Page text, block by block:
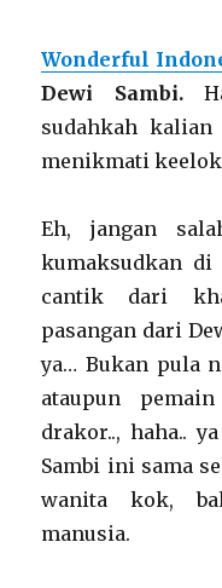
Wonderful
Dewi Sambi.
sudahkah kalian
menikmati
Eh, jangan
kumaksudkan
cantik dari
pasangan dari
ya… Bukan pula
ataupun
drakor.., haha..
Sambi ini sama
wanita kok,
manusia.